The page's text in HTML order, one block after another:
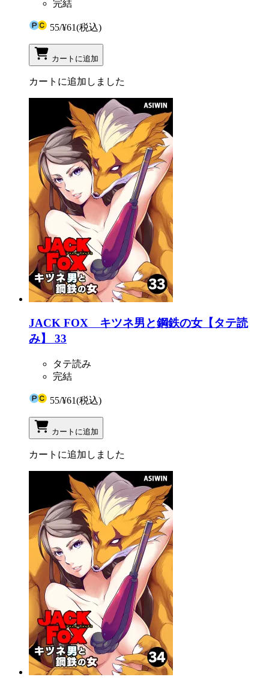
完結
55/¥61(税込)
カートに追加
カートに追加しました
JACK FOX キツネ男と鋼鉄の女【タテ読
み】 33
タテ読み
完結
55/¥61(税込)
カートに追加
カートに追加しました